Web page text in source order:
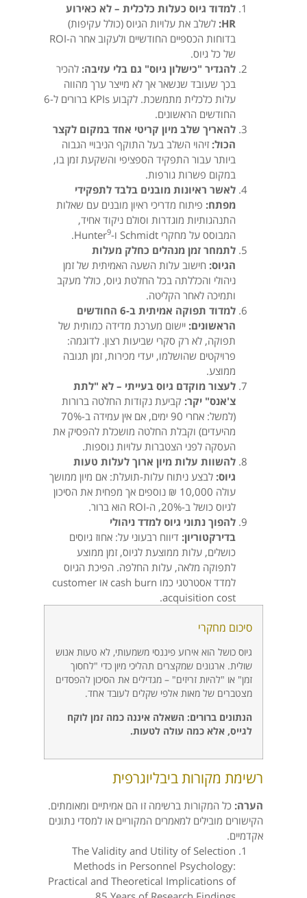
למדוד גיוס כעלות כלכלית – לא כאירוע
HR: לשלב את עלויות הגיוס (כולל עקיפות)
בדוחות הכספיים החודשיים ולעקוב אחר ה-ROI
של כל גיוס.
להגדיר "כישלון גיוס" גם בלי עזיבה: להכיר
בכך שעובד שנשאר אך לא מייצר ערך מהווה
עלות כלכלית מתמשכת. לקבוע KPIs ברורים ל-6
החודשים הראשונים.
להאריך שלב מיון קריטי אחד במקום לקצר
הכול: זיהוי השלב בעל התוקף הניבויי הגבוה
ביותר עבור התפקיד הספציפי והשקעת זמן בו,
במקום פשרות גורפות.
לאשר ראיונות מובנים בלבד לתפקידי
מפתח: פיתוח מדריכי ראיון מובנים עם שאלות
התנהגותיות מוגדרות וסולם ניקוד אחיד,
המבוסס על מחקרי Schmidt ו-Hunter
9
.
לתמחר זמן מנהלים כחלק מעלות
הגיוס: חישוב עלות השעה האמיתית של זמן
ניהולי והכללתה בכל החלטת גיוס, כולל מעקב
ותמיכה לאחר הקליטה.
למדוד תפוקה אמיתית ב-6 החודשים
הראשונים: יישום מערכת מדידה כמותית של
תפוקה, לא רק סקרי שביעות רצון. לדוגמה:
פרויקטים שהושלמו, יעדי מכירות, זמן תגובה
ממוצע.
לעצור מוקדם גיוס בעייתי – לא "לתת
צ'אנס" יקר: קביעת נקודות החלטה ברורות
(למשל: אחרי 90 ימים, אם אין עמידה ב-70%
מהיעדים) וקבלת החלטה מושכלת להפסיק את
העסקה לפני הצטברות עלויות נוספות.
להשוות עלות מיון ארוך לעלות טעות
גיוס: לבצע ניתוח עלות-תועלת: אם מיון ממושך
עולה 10,000 ₪ נוספים אך מפחית את הסיכון
לגיוס כושל ב-20%, ה-ROI הוא ברור.
להפוך נתוני גיוס למדד ניהולי
בדירקטוריון: דיווח רבעוני על: אחוז גיוסים
כושלים, עלות ממוצעת לגיוס, זמן ממוצע
לתפוקה מלאה, עלות החלפה. הפיכת הגיוס
למדד אסטרטגי כמו cash burn או customer
acquisition cost.
סיכום מחקרי
גיוס כושל הוא אירוע פיננסי משמעותי, לא טעות אנוש
שולית. ארגונים שמקצרים תהליכי מיון כדי "לחסוך
זמן" או "להיות זריזים" – מגדילים את הסיכון להפסדים
מצטברים של מאות אלפי שקלים לעובד אחד.
הנתונים ברורים: השאלה איננה כמה זמן לוקח
לגייס, אלא כמה עולה לטעות.
רשימת מקורות ביבליוגרפית
הערה: כל המקורות ברשימה זו הם אמיתיים ומאומתים.
הקישורים מובילים למאמרים המקוריים או למסדי נתונים
אקדמיים.
The Validity and Utility of Selection
Methods in Personnel Psychology:
Practical and Theoretical Implications of